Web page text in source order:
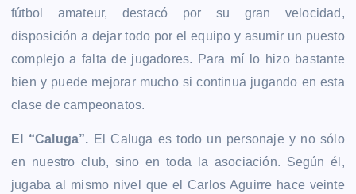
fútbol amateur, destacó por su gran velocidad,
disposición a dejar todo por el equipo y asumir un puesto
complejo a falta de jugadores. Para mí lo hizo bastante
bien y puede mejorar mucho si continua jugando en esta
clase de campeonatos.
El “Caluga”. El Caluga es todo un personaje y no sólo
en nuestro club, sino en toda la asociación. Según él,
jugaba al mismo nivel que el Carlos Aguirre hace veinte